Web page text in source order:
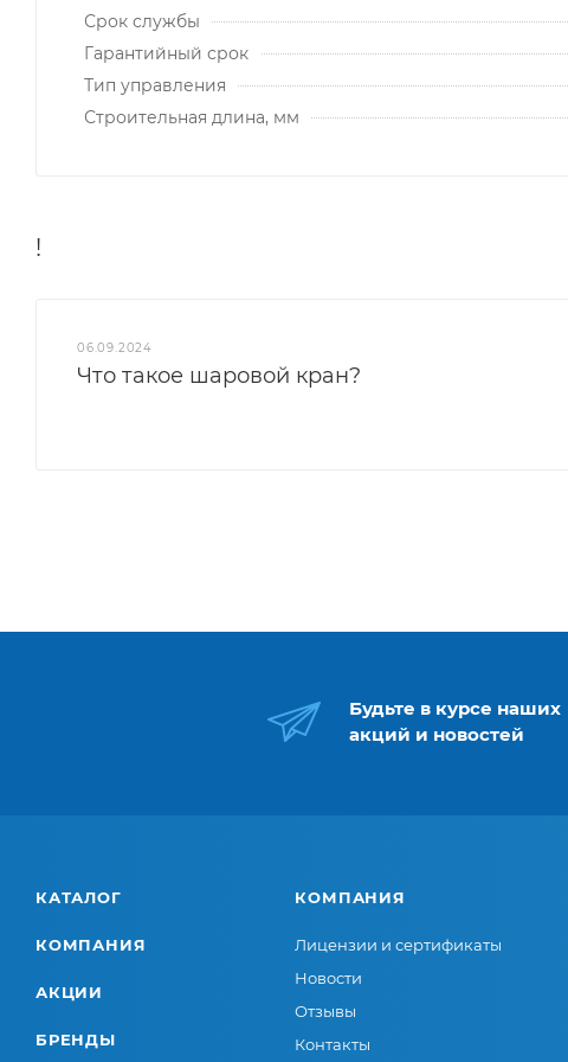
Срок службы
Гарантийный срок
Тип управления
Строительная длина, мм
!
06.09.2024
Что такое шаровой кран?
Будьте в курсе наших
акций и новостей
КАТАЛОГ
КОМПАНИЯ
АКЦИИ
БРЕНДЫ
КОМПАНИЯ
Лицензии и сертификаты
Новости
Отзывы
Контакты